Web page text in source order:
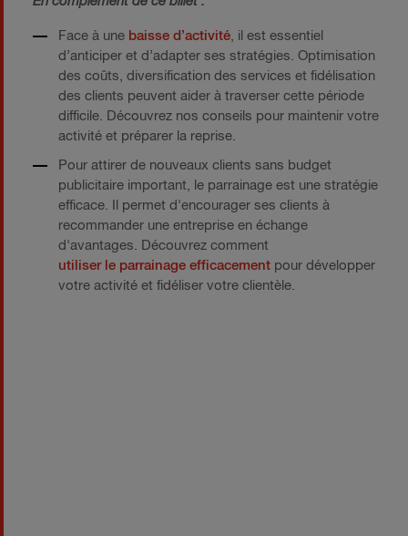
Face à une baisse d’activité , il est essentiel
d’anticiper et d’adapter ses stratégies. Optimisation
des coûts, diversification des services et fidélisation
des clients peuvent aider à traverser cette période
difficile. Découvrez nos conseils pour maintenir votre
activité et préparer la reprise.
Pour attirer de nouveaux clients sans budget
publicitaire important, le parrainage est une stratégie
efficace. Il permet d'encourager ses clients à
recommander une entreprise en échange
d'avantages. Découvrez comment
utiliser le parrainage efficacement pour développer
votre activité et fidéliser votre clientèle.